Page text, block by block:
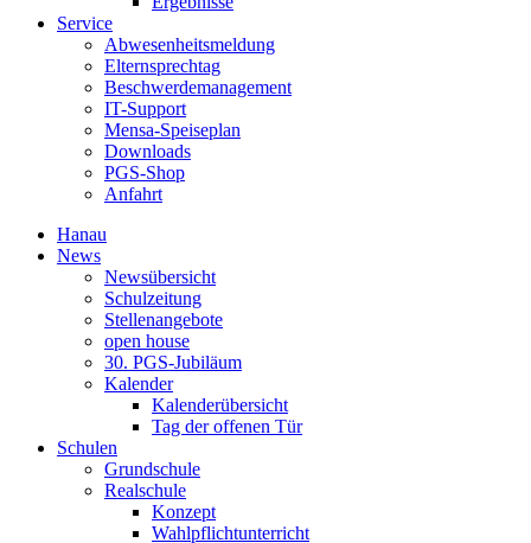
Service
Abwesenheitsmeldung
Elternsprechtag
Beschwerdemanagement
IT-Support
Mensa-Speiseplan
Downloads
PGS-Shop
Anfahrt
Hanau
News
Newsübersicht
Schulzeitung
Stellenangebote
open house
30. PGS-Jubiläum
Kalender
Kalenderübersicht
Tag der offenen Tür
Schulen
Grundschule
Realschule
Konzept
Wahlpflichtunterricht